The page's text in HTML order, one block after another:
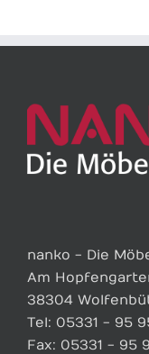
nanko - Die
Am
38304
Tel: 05331 - 95
Fax: 05331 - 95